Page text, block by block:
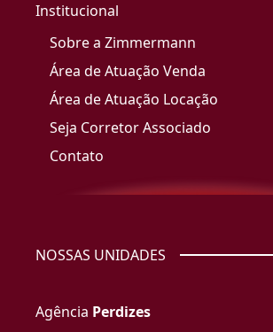
Institucional
Sobre a Zimmermann
Área de Atuação Venda
Área de Atuação Locação
Seja Corretor Associado
Contato
NOSSAS UNIDADES
Agência Perdizes